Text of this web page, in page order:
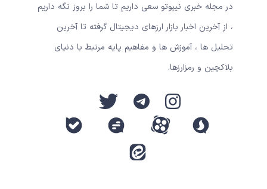
در مجله خبری نیپوتو سعی داریم تا شما را بروز نگه داریم
، از آخرین اخبار بازار ارزهای دیجیتال گرفته تا آخرین
تحلیل ها ، آموزش ها و مفاهیم پایه مرتبط با دنیای
بلاکچین و رمزارزها.